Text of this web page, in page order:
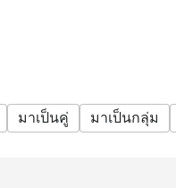
มาเป็นคู่ มาเป็นกลุ่ม